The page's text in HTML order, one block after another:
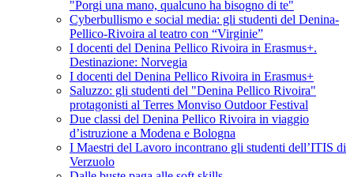
"Porgi una mano, qualcuno ha bisogno di te"
Cyberbullismo e social media: gli studenti del Denina-
Pellico-Rivoira al teatro con “Virginie”
I docenti del Denina Pellico Rivoira in Erasmus+.
Destinazione: Norvegia
I docenti del Denina Pellico Rivoira in Erasmus+
Saluzzo: gli studenti del "Denina Pellico Rivoira"
protagonisti al Terres Monviso Outdoor Festival
Due classi del Denina Pellico Rivoira in viaggio
d’istruzione a Modena e Bologna
I Maestri del Lavoro incontrano gli studenti dell’ITIS di
Verzuolo